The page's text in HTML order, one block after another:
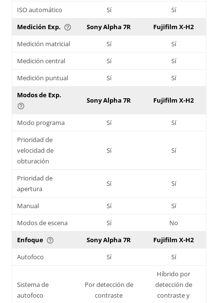
ISO automático Sí
Sí
Medición Exp. help_outline Sony Alpha 7R
Fujifilm X-H2
Medición matricial
Sí
Sí
Medición central
Sí
Sí
Medición puntual
Sí
Sí
Modos de Exp.
help_outline
Sony Alpha 7R Fujifilm X-H2
Modo programa Sí
Sí
Prioridad de
velocidad de
obturación
Sí Sí
Prioridad de
apertura
Sí Sí
Manual Sí
Sí
Modos de escena
Sí
No
Enfoque help_outline Sony Alpha 7R
Fujifilm X-H2
Autofoco
Sí Sí
Sistema de
autofoco
Por detección de
contraste
Híbrido por
detección de
contraste y